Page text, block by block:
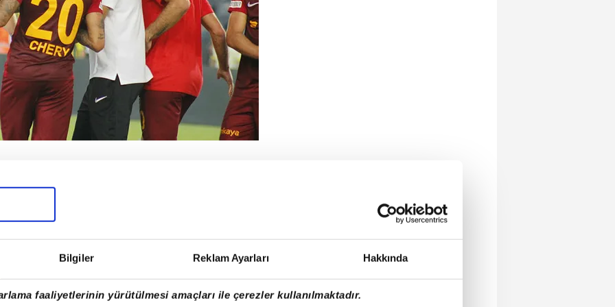
Bilgiler Reklam Ayarları Hakkında
faaliyetlerinin yürütülmesi amaçları ile çerezler kullanılmaktadır.
başından karamsar bir tablo
verdiği bir tecrübe var. Bazı
takımı son bölümde 10 kişi kaldı
kalesine 18 şut attı, 9'u kaleyi
çıkardı, Umut'un bir kafası
golü kötü yemesi haricinde çok iyi